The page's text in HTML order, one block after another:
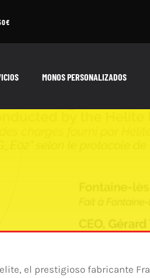
MONOS PERSONALIZADOS
el prestigioso fabricante